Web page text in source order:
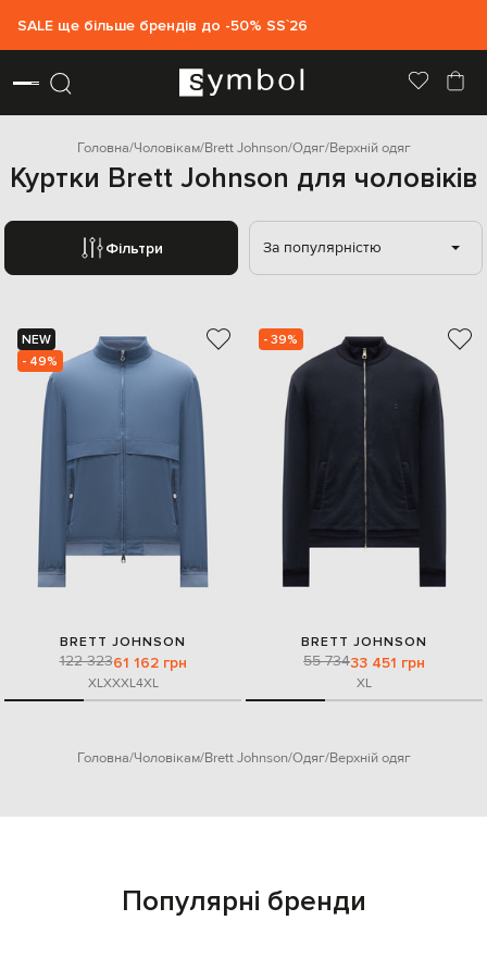
SALE ще більше брендів до -50% SS`26
Головна Чоловікам Brett Johnson Одяг Верхній одяг
Куртки Brett Johnson для чоловіків
Фільтри За популярністю
NEW
- 49%
BRETT JOHNSON
122 32361 162 грн
XLXXXL4XL
- 39%
BRETT JOHNSON
55 73433 451 грн
XL
Головна Чоловікам Brett Johnson Одяг Верхній одяг
Популярні бренди